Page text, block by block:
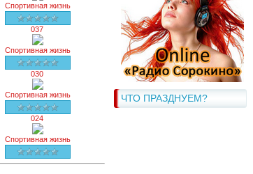
ЧТО ПРАЗДНУЕМ?
Спортивная жизнь
037
Спортивная жизнь
030
Спортивная жизнь
024
Спортивная жизнь